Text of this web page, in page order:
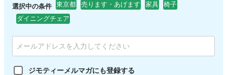
選択中の条件 東京都 売ります・あげます 家具
椅子
ダイニングチェア
ジモティーメルマガにも登録する